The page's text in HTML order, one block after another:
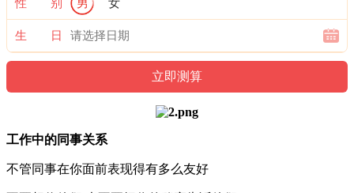
性 别 男 女
生 日
工作中的同事关系
不管同事在你面前表现得有多么友好